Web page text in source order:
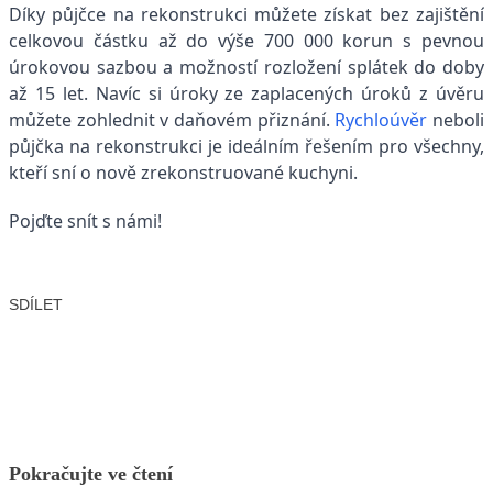
Díky půjčce na rekonstrukci můžete získat bez zajištění
celkovou částku až do výše 700 000 korun s pevnou
úrokovou sazbou a možností rozložení splátek do doby
až 15 let. Navíc si úroky ze zaplacených úroků z úvěru
můžete zohlednit v daňovém přiznání. Rychloúvěr neboli
půjčka na rekonstrukci je ideálním řešením pro všechny,
kteří sní o nově zrekonstruované kuchyni.
Pojďte snít s námi!
SDÍLET
Pokračujte ve čtení